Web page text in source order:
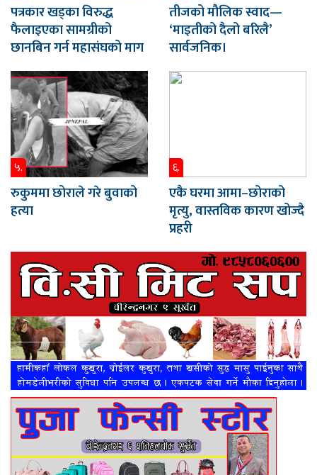
पत्रकार खड्का विरुद्ध
फैलाइएका सामग्रीको
छानबिन गर्न महासंघको माग
तीजको मौलिक स्वाद—
‘माइतीको दैलो बरिलै’
सार्वजनिक।
५.
रुकुममा छोराले गरे बुवाको
हत्या
६.
एकै घरमा आमा–छोराको
मृत्यु, वास्तविक कारण खोज्दै
प्रहरी